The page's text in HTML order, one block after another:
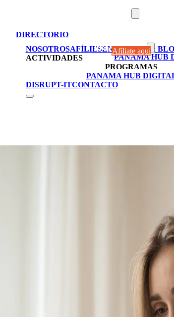
DIRECTORIO
PROGRAMAS
PANAMA HUB
NOSOTROSAFÍLIESENOTICIAS &
ACTIVIDADES
PROGRAMAS
PANAMA HUB
DISRUPT-ITCONTACTO
Afíliate aquí